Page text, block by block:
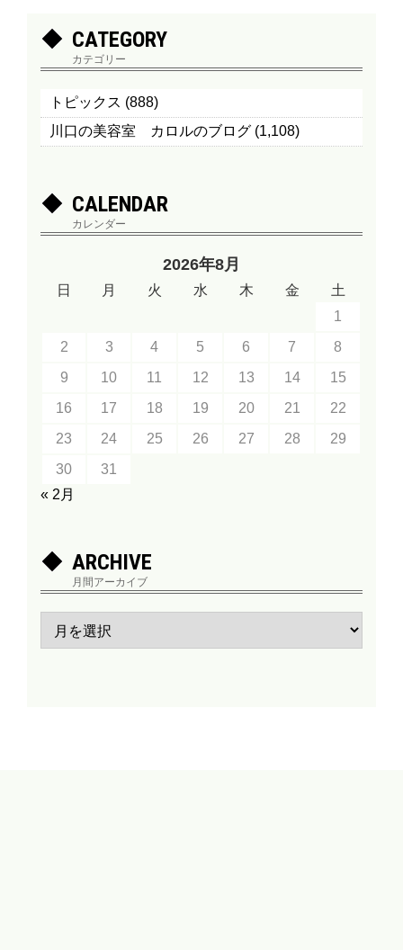
CATEGORY
カテゴリー
トピックス (888)
川口の美容室 カロルのブログ (1,108)
CALENDAR
カレンダー
2026年8月
日 月 火 水 木 金
土
1
2
3 4 5 6 7
8
9
10 11 12 13 14
15
16
17 18 19 20 21
22
23
24 25 26 27 28
29
30
31
« 2月
ARCHIVE
月間アーカイブ